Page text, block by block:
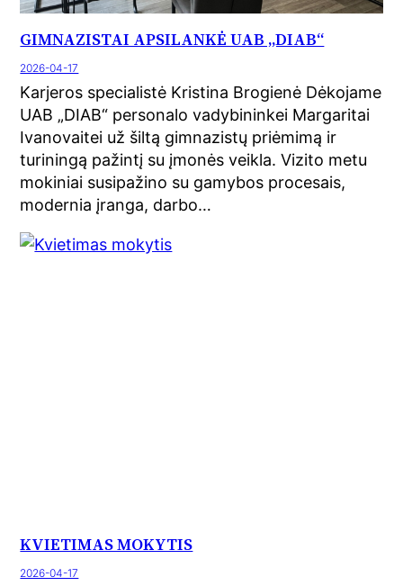
GIMNAZISTAI APSILANKĖ UAB „DIAB“
2026-04-17
Karjeros specialistė Kristina Brogienė Dėkojame
UAB „DIAB“ personalo vadybininkei Margaritai
Ivanovaitei už šiltą gimnazistų priėmimą ir
turiningą pažintį su įmonės veikla. Vizito metu
mokiniai susipažino su gamybos procesais,
modernia įranga, darbo…
KVIETIMAS MOKYTIS
2026-04-17